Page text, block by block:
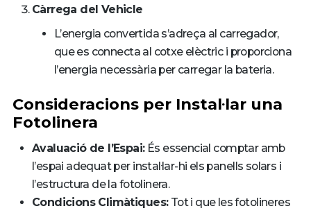
Càrrega del Vehicle
L’energia convertida s’adreça al carregador,
que es connecta al cotxe elèctric i proporciona
l’energia necessària per carregar la bateria.
Consideracions per Instal·lar una
Fotolinera
Avaluació de l’Espai:És essencial comptar amb
l’espai adequat per instal·lar-hi els panells solars i
l’estructura de la fotolinera.
Condicions Climàtiques:Tot i que les fotolineres